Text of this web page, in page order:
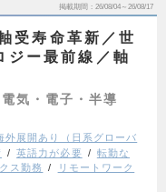
掲載期間 26/08/04～26/08/17
受寿命革新／世
ジー最前線／軸
気・電子・半導
外展開あり（日系グローバ
英語力が必要
転勤な
ス勤務
リモートワーク